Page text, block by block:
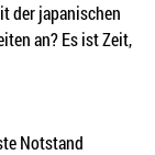
der japanischen
an? Es ist Zeit,
Notstand